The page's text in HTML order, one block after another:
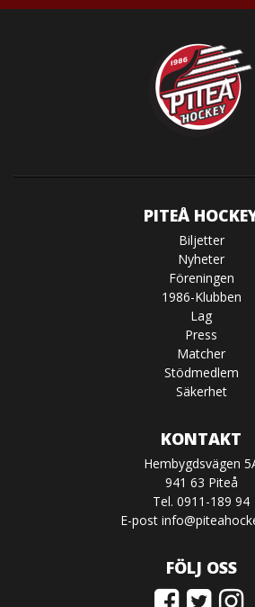
PITEÅ
Biljetter
Nyheter
Föreningen
1986-Klubben
Lag
Press
Matcher
Stödmedlem
Säkerhet
KONTAKT
Hembygdsvägen
941 63 Piteå
Tel. 0911-189 94
E-post
FÖLJ OSS